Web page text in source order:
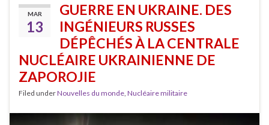
MAR
13
GUERRE EN UKRAINE. DES
INGÉNIEURS RUSSES
DÉPÊCHÉS À LA CENTRALE
NUCLÉAIRE UKRAINIENNE DE
ZAPOROJIE
Filed underNouvelles du monde Nucléaire militaire